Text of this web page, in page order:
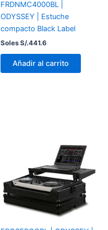
FRDNMC4000BL |
ODYSSEY | Estuche
compacto Black Label
Soles S/.441.6
Añadir al carrito